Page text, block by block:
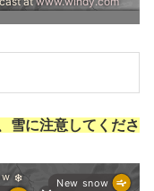
雪に注意してくださ